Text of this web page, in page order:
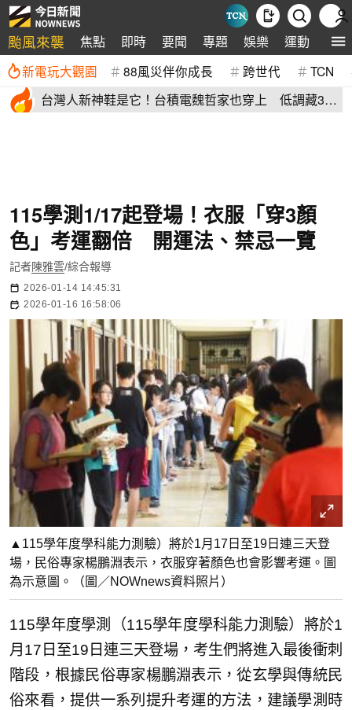
颱風來襲 焦點 即時 要聞 專題 娛樂 運動 全球
新電玩大觀園 88風災伴你成長 跨世代 TCN
台灣人新神鞋是它！台積電魏哲家也穿上 低調藏38
115學測1/17起登場！衣服「穿3顏
色」考運翻倍 開運法、禁忌一覽
記者陳雅雲/綜合報導
2026-01-14 14:45:31
2026-01-16 16:58:06
▲115學年度學科能力測驗）將於1月17日至19日連三天登
場，民俗專家楊鵬淵表示，衣服穿著顏色也會影響考運。圖
為示意圖。（圖／NOWnews資料照片）
115學年度學測（115學年度學科能力測驗）將於1
月17日至19日連三天登場，考生們將進入最後衝刺
階段，根據民俗專家楊鵬淵表示，從玄學與傳統民
俗來看，提供一系列提升考運的方法，建議學測時